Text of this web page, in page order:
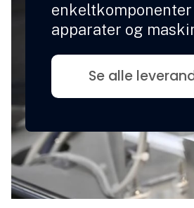
apparater og
Se alle